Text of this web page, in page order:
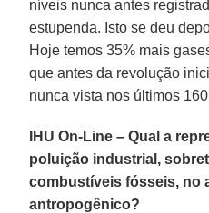
níveis nunca antes
estupenda. Isto se deu
Hoje temos 35% mais
que antes da revolução
nunca vista nos últimos
IHU On-Line – Qual a
poluição industrial,
combustíveis fósseis, no
antropogênico?